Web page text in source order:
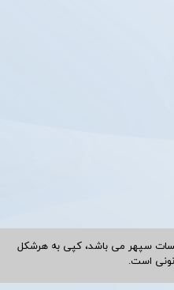
سپهر می باشد، کپی به هرشکل
است.​​​​​​​